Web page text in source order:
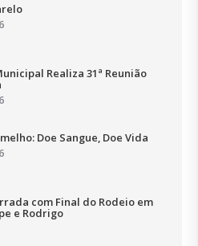
Realiza 31ª Reunião
Doe Sangue, Doe Vida
com Final do Rodeio em
e Rodrigo